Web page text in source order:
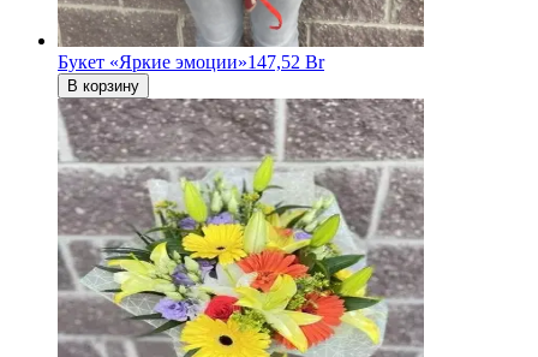
Букет «Яркие эмоции»147,52 Br
В корзину